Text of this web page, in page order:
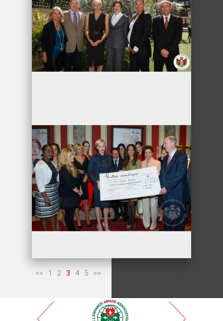
<< 1 2 3 4 5 >>